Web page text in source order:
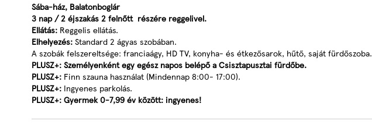
Sába-ház, Balatonboglár
3 nap / 2 éjszakás 2 felnőtt részére reggelivel.
Ellátás: Reggelis ellátás.
Elhelyezés: Standard 2 ágyas szobában.
A szobák felszereltsége: franciaágy, HD TV, konyha- és étkezősarok, hűtő, saját fürdőszoba.
PLUSZ+: Személyenként egy egész napos belépő a Csisztapusztai fürdőbe.
PLUSZ+: Finn szauna használat (Mindennap 8:00- 17:00).
PLUSZ+: Ingyenes parkolás.
PLUSZ+: Gyermek0-7,99 év között: ingyenes!